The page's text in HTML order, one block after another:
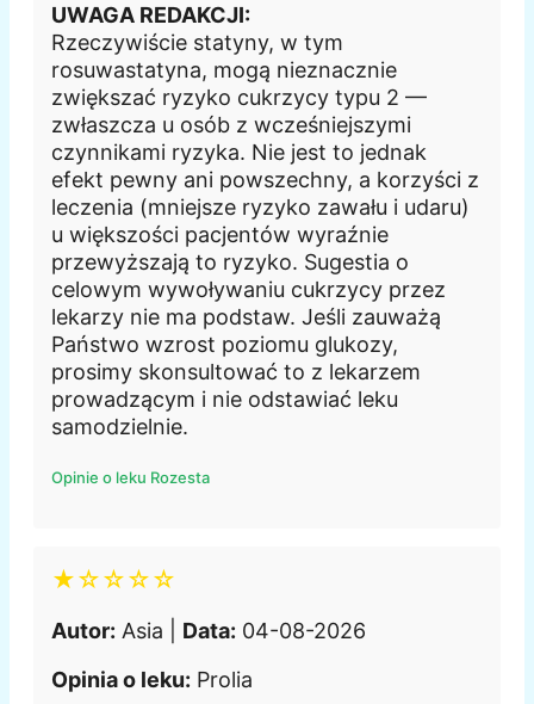
UWAGA REDAKCJI:
Rzeczywiście statyny, w tym
rosuwastatyna, mogą nieznacznie
zwiększać ryzyko cukrzycy typu 2 —
zwłaszcza u osób z wcześniejszymi
czynnikami ryzyka. Nie jest to jednak
efekt pewny ani powszechny, a korzyści z
leczenia (mniejsze ryzyko zawału i udaru)
u większości pacjentów wyraźnie
przewyższają to ryzyko. Sugestia o
celowym wywoływaniu cukrzycy przez
lekarzy nie ma podstaw. Jeśli zauważą
Państwo wzrost poziomu glukozy,
prosimy skonsultować to z lekarzem
prowadzącym i nie odstawiać leku
samodzielnie.
Opinie o leku Rozesta
★☆☆☆☆
Autor: Asia | Data: 04-08-2026
Opinia o leku: Prolia